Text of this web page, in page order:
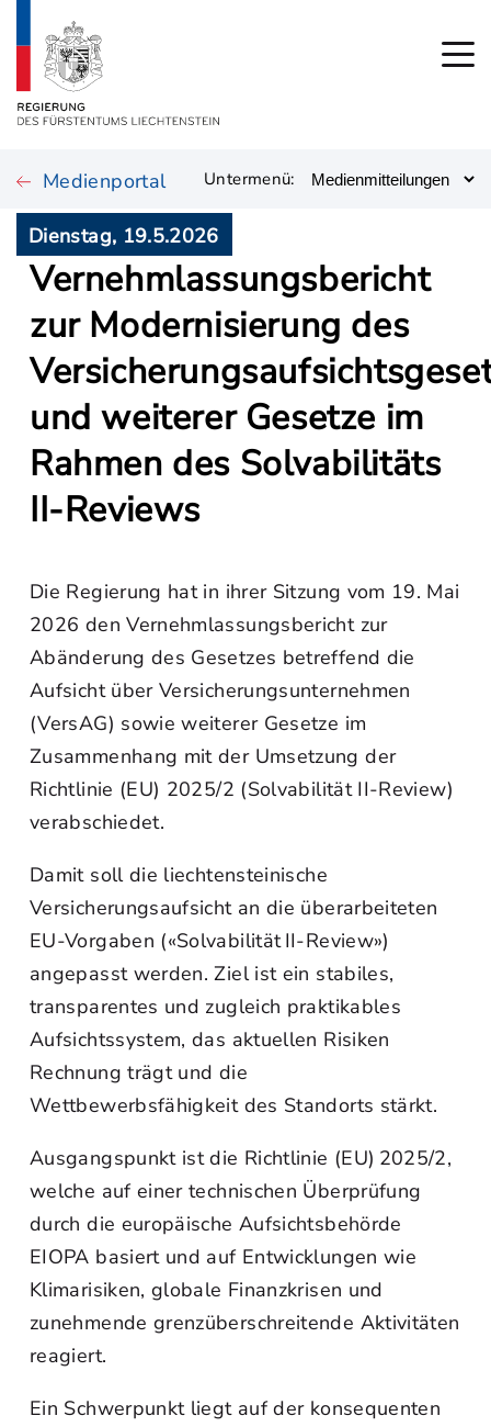
Medienportal Untermenü:
Dienstag, 19.5.2026
Vernehmlassungsbericht
zur Modernisierung des
und weiterer Gesetze im
Rahmen des Solvabilitäts
II-Reviews
Die Regierung hat in ihrer Sitzung vom 19. Mai
2026 den Vernehmlassungsbericht zur
Abänderung des Gesetzes betreffend die
Aufsicht über Versicherungsunternehmen
(VersAG) sowie weiterer Gesetze im
Zusammenhang mit der Umsetzung der
Richtlinie (EU) 2025/2 (Solvabilität II-Review)
verabschiedet.
Damit soll die liechtensteinische
Versicherungsaufsicht an die überarbeiteten
EU-Vorgaben («Solvabilität II-Review»)
angepasst werden. Ziel ist ein stabiles,
transparentes und zugleich praktikables
Aufsichtssystem, das aktuellen Risiken
Rechnung trägt und die
Wettbewerbsfähigkeit des Standorts stärkt.
Ausgangspunkt ist die Richtlinie (EU) 2025/2,
welche auf einer technischen Überprüfung
durch die europäische Aufsichtsbehörde
EIOPA basiert und auf Entwicklungen wie
Klimarisiken, globale Finanzkrisen und
zunehmende grenzüberschreitende Aktivitäten
reagiert.
Ein Schwerpunkt liegt auf der konsequenten